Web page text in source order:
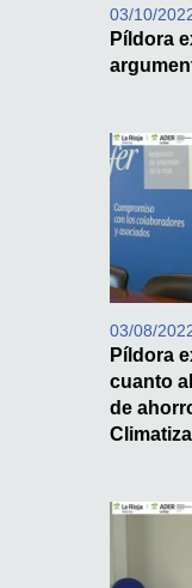
03/10/
Píldora
03/08/
Píldora
cuanto
de